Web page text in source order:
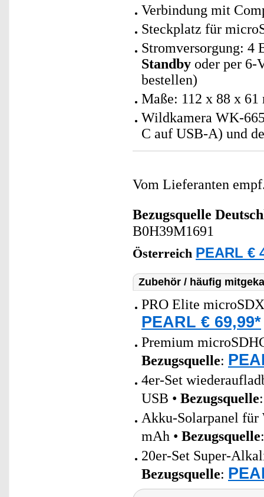
Verbindung mit
Steckplatz für
Stromversorgung:
Standby oder per 6-
bestellen)
Maße: 112 x 88 x
Wildkamera WK-
C auf USB-A) und
Vom Lieferanten
Bezugsquelle
B0H39M1691
Österreich PEARL €
Zubehör / häufig
PRO Elite
PEARL € 69,99*
Premium
Bezugsquelle:
4er-Set
USB • Bezugsquelle
Akku-Solarpanel für
mAh • Bezugsquelle
20er-Set Super-
Bezugsquelle: